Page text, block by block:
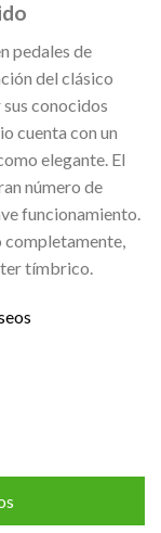
pedales de
del clásico
conocidos
cuenta con un
elegante. El
número de
funcionamiento.
completamente,
tímbrico.